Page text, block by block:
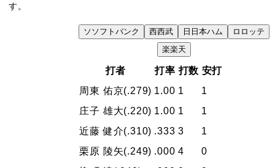
す。
ソ ソフトバンク 西西武 日 日本ハム ロ ロッテ
楽楽天
打者 打率 打数 安打
周東 佑京(.279) 1.00 1
1
庄子 雄大(.220) 1.00 1
1
近藤 健介(.310) .333 3
1
栗原 陵矢(.249) .000 4
0